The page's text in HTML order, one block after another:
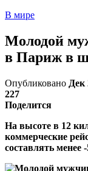
В мире
Молодой
в Париж в
Опубликовано Дек
227
Поделится
На высоте в 12
коммерческие
составлять менее